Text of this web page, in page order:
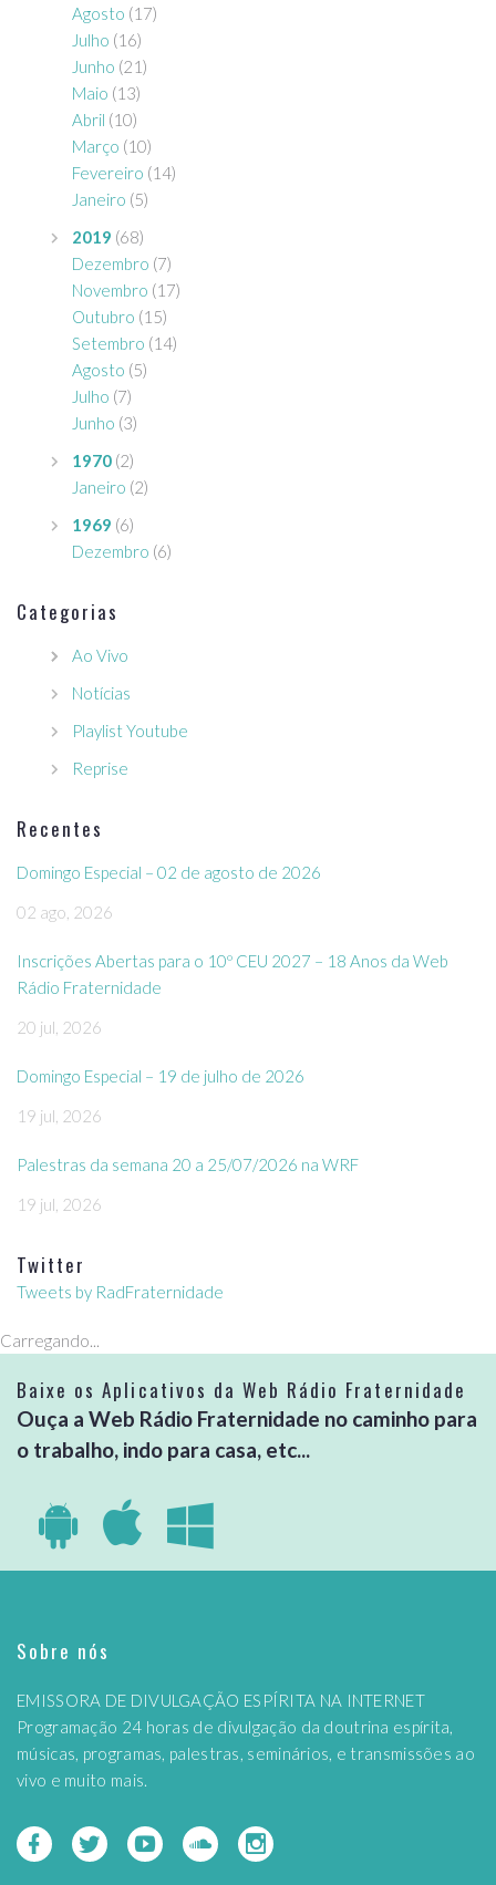
Agosto (17)
Julho (16)
Junho (21)
Maio (13)
Abril (10)
Março (10)
Fevereiro (14)
Janeiro (5)
2019 (68)
Dezembro (7)
Novembro (17)
Outubro (15)
Setembro (14)
Agosto (5)
Julho (7)
Junho (3)
1970 (2)
Janeiro (2)
1969 (6)
Dezembro (6)
Categorias
Ao Vivo
Notícias
Playlist Youtube
Reprise
Recentes
Domingo Especial – 02 de agosto de 2026
02 ago, 2026
Inscrições Abertas para o 10º CEU 2027 – 18 Anos da Web
Rádio Fraternidade
20 jul, 2026
Domingo Especial – 19 de julho de 2026
19 jul, 2026
Palestras da semana 20 a 25/07/2026 na WRF
19 jul, 2026
Twitter
Tweets by RadFraternidade
Carregando...
Baixe os Aplicativos da Web Rádio Fraternidade
Ouça a Web Rádio Fraternidade no caminho para
o trabalho, indo para casa, etc...
Sobre nós
EMISSORA DE DIVULGAÇÃO ESPÍRITA NA INTERNET
Programação 24 horas de divulgação da doutrina espírita,
músicas, programas, palestras, seminários, e transmissões ao
vivo e muito mais.